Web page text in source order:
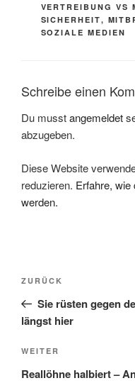
VERTREIBUNG VS
SICHERHEIT,
SOZIALE MEDIEN
Schreibe einen
Du musstangemeldet
abzugeben.
Diese Website
reduzieren. Erfahre, wie
werden.
Beitragsnavigation
Vorheriger
Beitrag
ZURÜCK
Sie rüsten gegen
längst hier
Nächster
Beitrag
WEITER
Reallöhne halbiert –